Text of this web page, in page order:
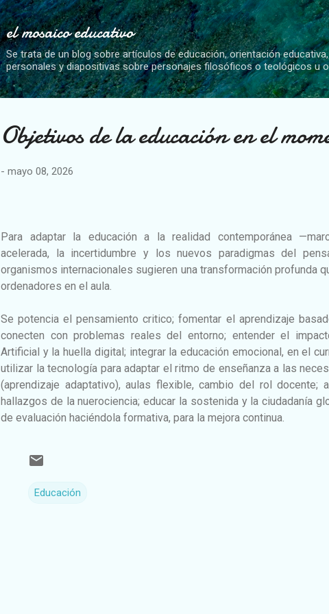
Ir al contenido
el mosaico educativo
Se trata de un blog sobre artículos de educación, orientación
personales y diapositivas sobre personajes filosóficos o teológicos u
Objetivos de la educación en el
- mayo 08, 2026
Para adaptar la educación a la realidad contemporánea
acelerada, la incertidumbre y los nuevos paradigmas del
organismos internacionales sugieren una transformación profunda
ordenadores en el aula.
Se potencia el pensamiento critico; fomentar el aprendizaje
conecten con problemas reales del entorno; entender el
Artificial y la huella digital; integrar la educación emocional, en el
utilizar la tecnología para adaptar el ritmo de enseñanza a las
(aprendizaje adaptativo), aulas flexible, cambio del rol docente;
hallazgos de la nuerociencia; educar la sostenida y la ciudadanía
de evaluación haciéndola formativa, para la mejora continua.
Educación